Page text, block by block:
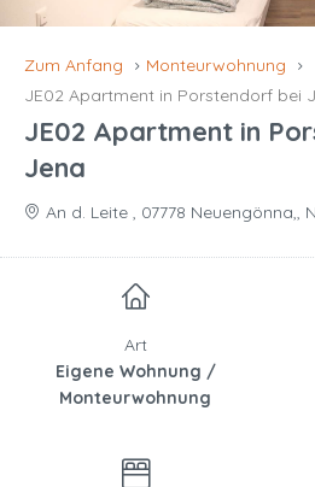
Zum Anfang
Monteurwohnung
JE02 Apartment in Porstendorf bei
JE02 Apartment in
Jena
An d. Leite , 07778 Neuengönna,,
Art
Eigene Wohnung /
Monteurwohnung